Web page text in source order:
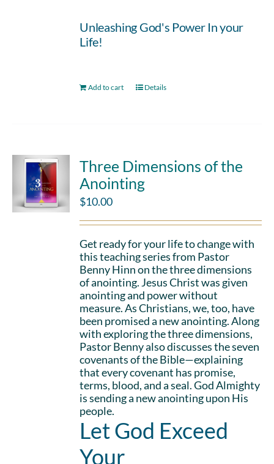
Unleashing God's Power In your
Life!
Add to cart Details
Three Dimensions of the
Anointing
$10.00
Get ready for your life to change with
this teaching series from Pastor
Benny Hinn on the three dimensions
of anointing. Jesus Christ was given
anointing and power without
measure. As Christians, we, too, have
been promised a new anointing. Along
with exploring the three dimensions,
Pastor Benny also discusses the seven
covenants of the Bible—explaining
that every covenant has promise,
terms, blood, and a seal. God Almighty
is sending a new anointing upon His
people.
Let God Exceed
Your